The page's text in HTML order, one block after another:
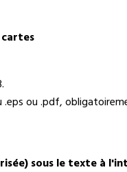
.eps ou .pdf,
sous le texte à